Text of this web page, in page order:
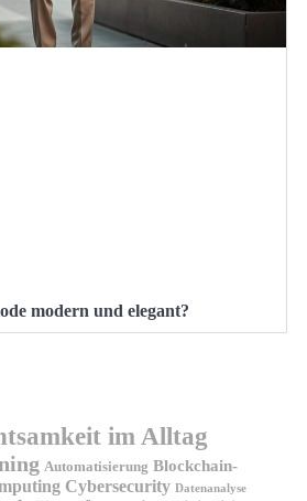
modern und elegant?
im Alltag
Automatisierung Blockchain-
Cybersecurity Datenanalyse